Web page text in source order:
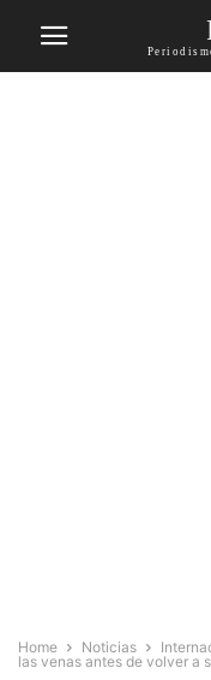
Home Noticias
las venas antes de volver a